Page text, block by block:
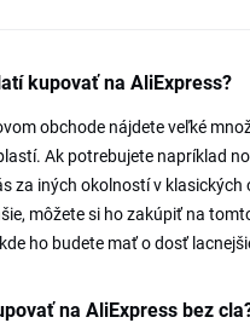
kupovať na AliExpress?
obchode nájdete veľké
Ak potrebujete napríklad
za iných okolností v klasických
môžete si ho zakúpiť na
ho budete mať o dosť
na AliExpress bez